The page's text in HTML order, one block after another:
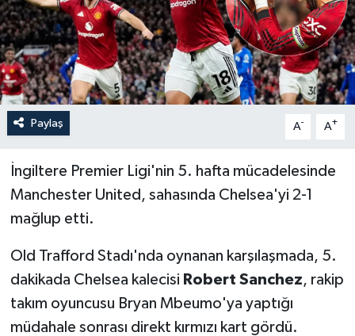
Paylaş A- A+
İngiltere Premier Ligi'nin 5. hafta mücadelesinde
Manchester United, sahasında Chelsea'yi 2-1
mağlup etti.
Old Trafford Stadı'nda oynanan karşılaşmada, 5.
dakikada Chelsea kalecisi Robert Sanchez, rakip
takım oyuncusu Bryan Mbeumo'ya yaptığı
müdahale sonrası direkt kırmızı kart gördü.